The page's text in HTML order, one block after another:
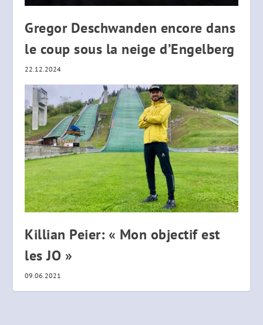
Gregor Deschwanden encore dans
le coup sous la neige d’Engelberg
22.12.2024
Killian Peier: « Mon objectif est
les JO »
09.06.2021